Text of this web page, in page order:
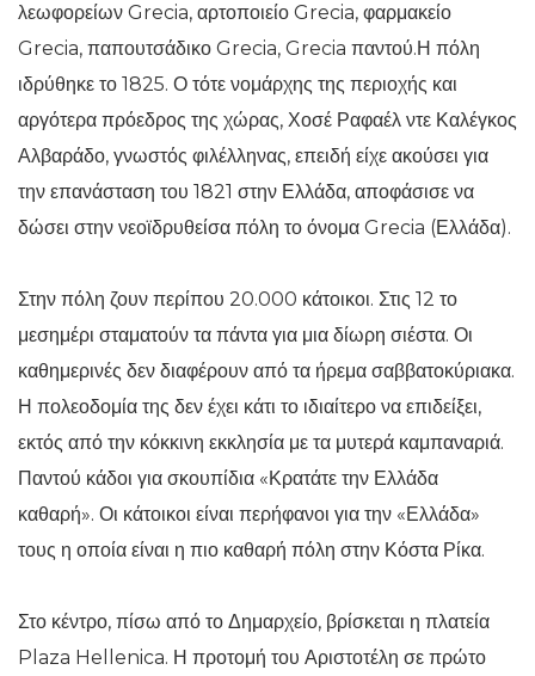
λεωφορείων Grecia, αρτοποιείο Grecia, φαρμακείο
Grecia, παπουτσάδικο Grecia, Grecia παντού.Η πόλη
ιδρύθηκε το 1825. Ο τότε νομάρχης της περιοχής και
αργότερα πρόεδρος της χώρας, Χοσέ Ραφαέλ ντε Καλέγκος
Αλβαράδο, γνωστός φιλέλληνας, επειδή είχε ακούσει για
την επανάσταση του 1821 στην Ελλάδα, αποφάσισε να
δώσει στην νεοϊδρυθείσα πόλη το όνομα Grecia (Ελλάδα).
Στην πόλη ζουν περίπου 20.000 κάτοικοι. Στις 12 το
μεσημέρι σταματούν τα πάντα για μια δίωρη σιέστα. Οι
καθημερινές δεν διαφέρουν από τα ήρεμα σαββατοκύριακα.
Η πολεοδομία της δεν έχει κάτι το ιδιαίτερο να επιδείξει,
εκτός από την κόκκινη εκκλησία με τα μυτερά καμπαναριά.
Παντού κάδοι για σκουπίδια «Κρατάτε την Ελλάδα
καθαρή». Οι κάτοικοι είναι περήφανοι για την «Ελλάδα»
τους η οποία είναι η πιο καθαρή πόλη στην Κόστα Ρίκα.
Στο κέντρο, πίσω από το Δημαρχείο, βρίσκεται η πλατεία
Plaza Hellenica. Η προτομή του Αριστοτέλη σε πρώτο